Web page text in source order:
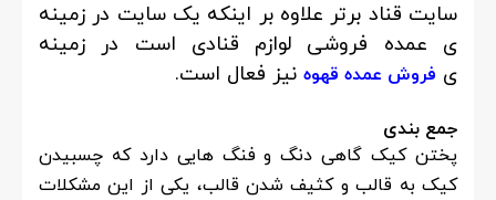
سایت قناد برتر علاوه بر اینکه یک سایت در زمینه
ی عمده فروشی لوازم قنادی است در زمینه
ی فروش عمده قهوه نیز فعال است.
جمع بندی
پختن کیک گاهی دنگ و فنگ هایی دارد که چسبیدن
کیک به قالب و کثیف شدن قالب، یکی از این مشکلات